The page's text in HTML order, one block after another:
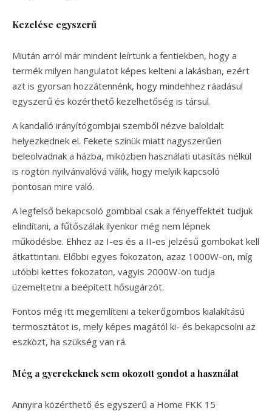
Kezelése egyszerű
Miután arról már mindent leírtunk a fentiekben, hogy a
termék milyen hangulatot képes kelteni a lakásban, ezért
azt is gyorsan hozzátennénk, hogy mindehhez ráadásul
egyszerű és közérthető kezelhetőség is társul.
A kandalló irányítógombjai szemből nézve baloldalt
helyezkednek el. Fekete színük miatt nagyszerűen
beleolvadnak a házba, miközben használati utasítás nélkül
is rögtön nyilvánvalóvá válik, hogy melyik kapcsoló
pontosan mire való.
A legfelső bekapcsoló gombbal csak a fényeffektet tudjuk
elindítani, a fűtőszálak ilyenkor még nem lépnek
működésbe. Ehhez az I-es és a II-es jelzésű gombokat kell
átkattintani. Előbbi egyes fokozaton, azaz 1000W-on, míg
utóbbi kettes fokozaton, vagyis 2000W-on tudja
üzemeltetni a beépített hősugárzót.
Fontos még itt megemlíteni a tekerőgombos kialakítású
termosztátot is, mely képes magától ki- és bekapcsolni az
eszközt, ha szükség van rá.
Még a gyerekeknek sem okozott gondot a használat
Annyira közérthető és egyszerű a Home FKK 15